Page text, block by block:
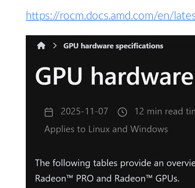
https://rocm.docs.amd.com/en/